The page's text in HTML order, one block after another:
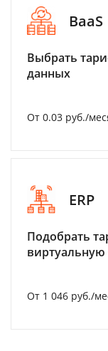
BaaS
Выбрать
данных
От 0.03 руб./
ERP
Подобрать
виртуальную
От 1 046 руб./